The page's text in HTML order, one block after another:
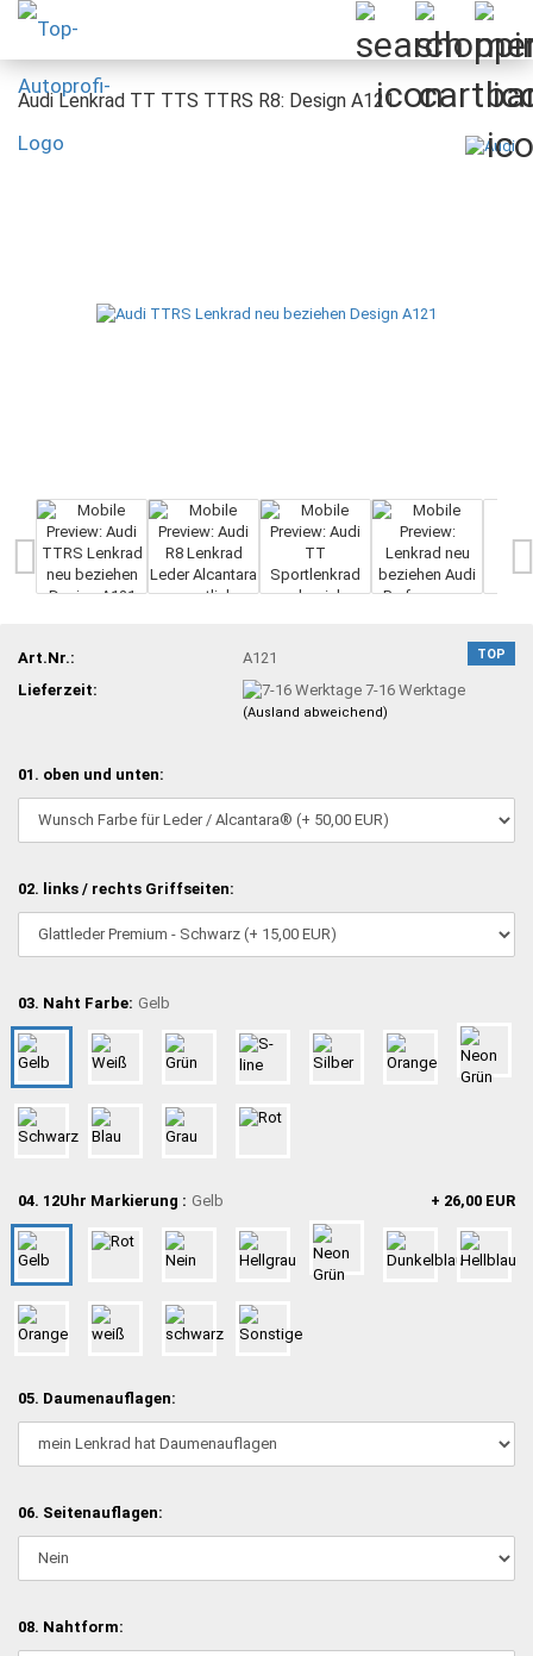
Audi Lenkrad TT TTS TTRS R8: Design A121
TOP
Art.Nr.:
A121
Lieferzeit:
7-16 Werktage
(Ausland abweichend)
01. oben und unten:
02. links / rechts Griffseiten:
03. Naht Farbe: Gelb
04. 12Uhr Markierung : Gelb + 26,00 EUR
05. Daumenauflagen:
06. Seitenauflagen:
08. Nahtform: